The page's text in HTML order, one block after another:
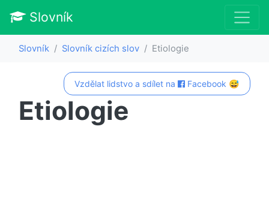
Slovník
Slovník Slovník cizích slov Etiologie
Vzdělat lidstvo a sdílet na Facebook 😅
Etiologie